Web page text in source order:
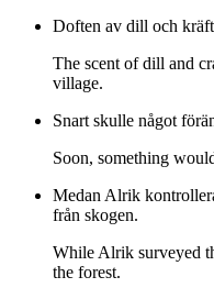
Doften av dill och
The scent of dill and
village.
Snart skulle något
Soon, something
Medan Alrik
från skogen.
While Alrik surveyed
the forest.